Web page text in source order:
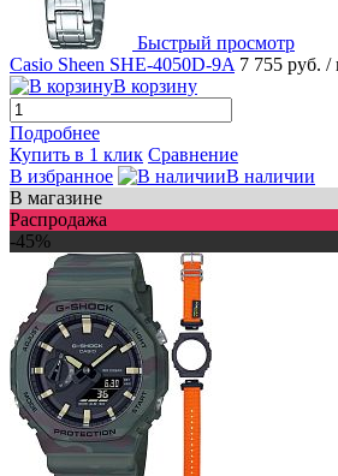
Быстрый просмотр
Casio Sheen SHE-4050D-9A 7 755 руб. /
В корзину
Подробнее
Купить в 1 клик Сравнение
В избранное
В наличии
В магазине
Распродажа
-45%